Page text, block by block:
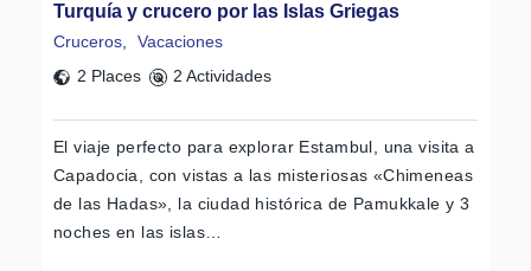
Turquía y crucero por las Islas Griegas
Cruceros,
Vacaciones
2 Places
2 Actividades
El viaje perfecto para explorar Estambul, una visita a
Capadocia, con vistas a las misteriosas «Chimeneas
de las Hadas», la ciudad histórica de Pamukkale y 3
noches en las islas…